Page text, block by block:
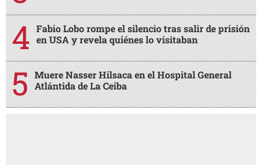
Fabio Lobo rompe el silencio tras salir de prisión
en USA y revela quiénes lo visitaban
Muere Nasser Hilsaca en el Hospital General
Atlántida de La Ceiba